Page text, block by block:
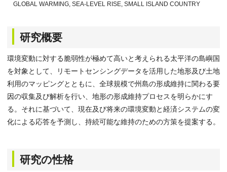
GLOBAL WARMING, SEA-LEVEL RISE, SMALL ISLAND COUNTRY
研究概要
環境変動に対する脆弱性が極めて高いと考えられる太平洋の島嶼国
を対象として、リモートセンシングデータを活用した地形及び土地
利用のマッピングとともに、全球規模で州島の形成維持に関わる要
因の収集及び解析を行い、地形の形成維持プロセスを明らかにす
る。それに基づいて、現在及び将来の環境変動と経済システムの変
化による応答を予測し、持続可能な維持のための方策を提案する。
研究の性格